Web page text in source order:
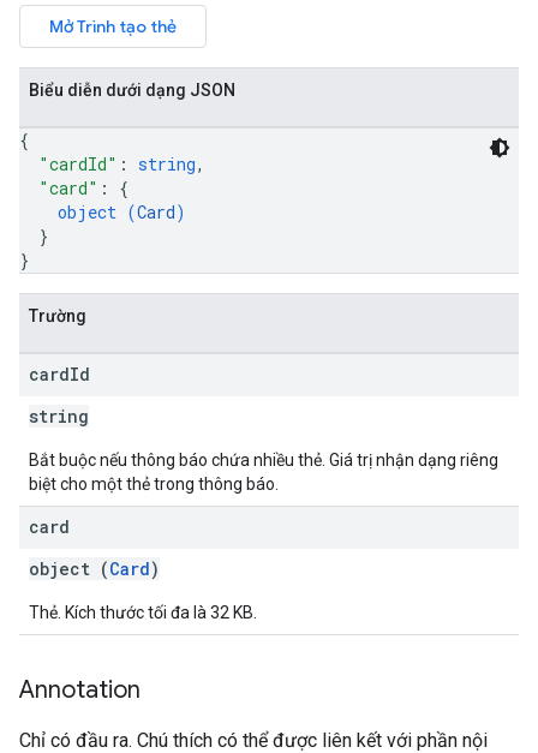
Mở Trình tạo thẻ
Biểu diễn dưới dạng JSON
{
"cardId" : string,
"card" : {
object (Card)
}
}
Trường
cardId
string
Bắt buộc nếu thông báo chứa nhiều thẻ. Giá trị nhận dạng riêng
biệt cho một thẻ trong thông báo.
card
object (Card)
Thẻ. Kích thước tối đa là 32 KB.
Annotation
Chỉ có đầu ra. Chú thích có thể được liên kết với phần nội